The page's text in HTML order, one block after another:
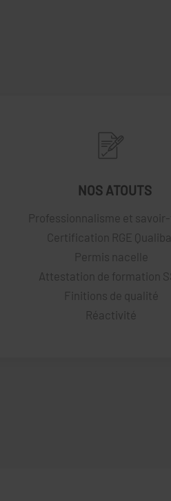
NOS ATOUTS
Professionnalisme et
Certification RGE
Permis nacelle
Attestation de formation
Finitions de qualité
Réactivité